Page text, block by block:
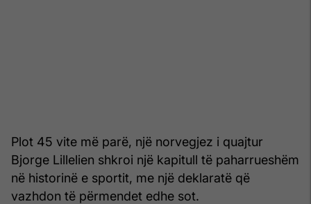
Plot 45 vite më parë, një norvegjez i quajtur
Bjorge Lillelien shkroi një kapitull të paharrueshëm
në historinë e sportit, me një deklaratë që
vazhdon të përmendet edhe sot.